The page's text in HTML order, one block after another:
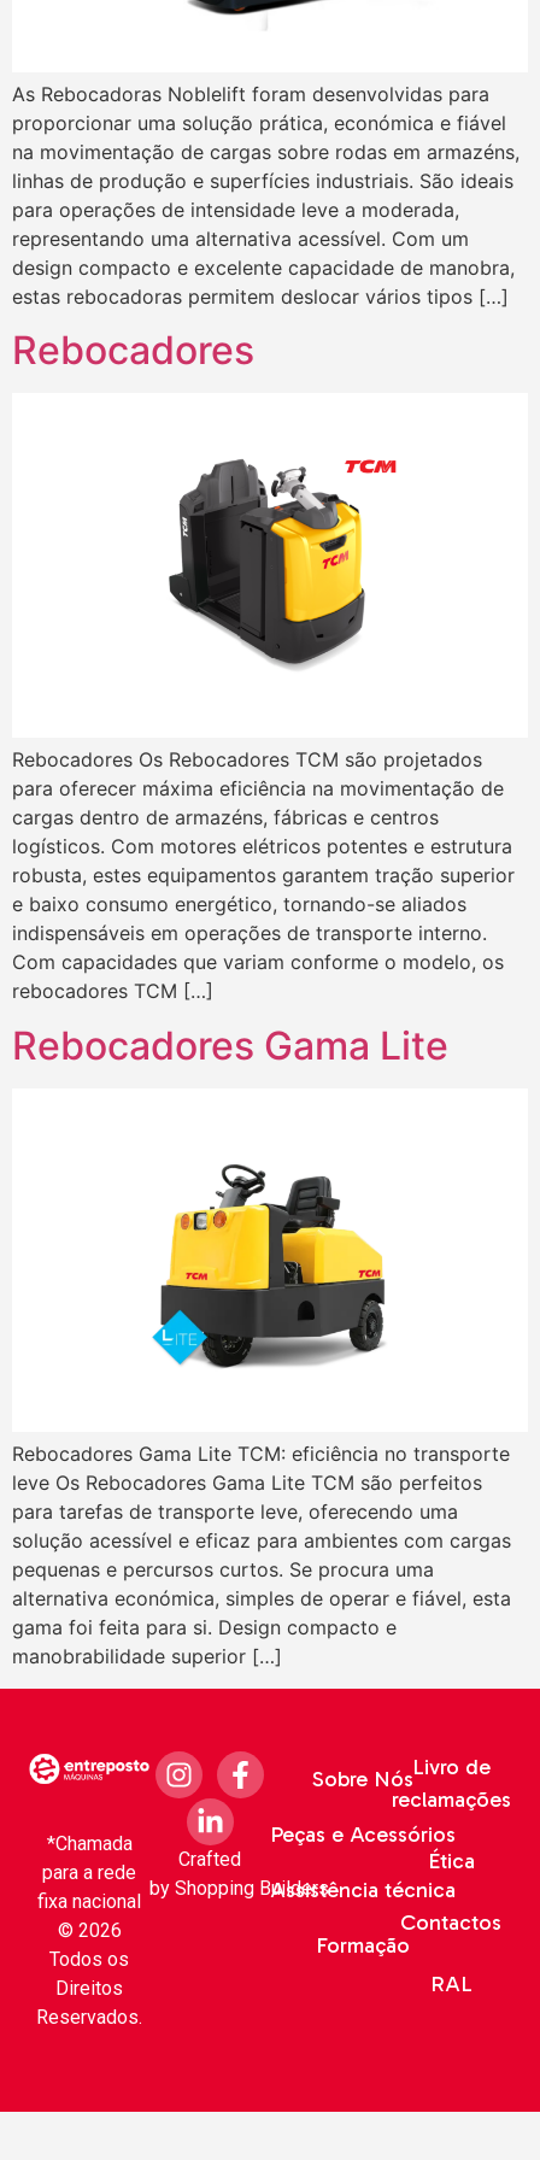
As Rebocadoras Noblelift foram desenvolvidas para
proporcionar uma solução prática, económica e fiável
na movimentação de cargas sobre rodas em armazéns,
linhas de produção e superfícies industriais. São ideais
para operações de intensidade leve a moderada,
representando uma alternativa acessível. Com um
design compacto e excelente capacidade de manobra,
estas rebocadoras permitem deslocar vários tipos […]
Rebocadores
Rebocadores Os Rebocadores TCM são projetados
para oferecer máxima eficiência na movimentação de
cargas dentro de armazéns, fábricas e centros
logísticos. Com motores elétricos potentes e estrutura
robusta, estes equipamentos garantem tração superior
e baixo consumo energético, tornando-se aliados
indispensáveis em operações de transporte interno.
Com capacidades que variam conforme o modelo, os
rebocadores TCM […]
Rebocadores Gama Lite
Rebocadores Gama Lite TCM: eficiência no transporte
leve Os Rebocadores Gama Lite TCM são perfeitos
para tarefas de transporte leve, oferecendo uma
solução acessível e eficaz para ambientes com cargas
pequenas e percursos curtos. Se procura uma
alternativa económica, simples de operar e fiável, esta
gama foi feita para si. Design compacto e
manobrabilidade superior […]
*Chamada
para a rede
fixa nacional
© 2026
Todos os
Direitos
Reservados.
Sobre Nós
Peças e Acessórios
Assistência técnica
Formação
Livro de
reclamações
Ética
Contactos
RAL
Crafted
by Shopping Builders